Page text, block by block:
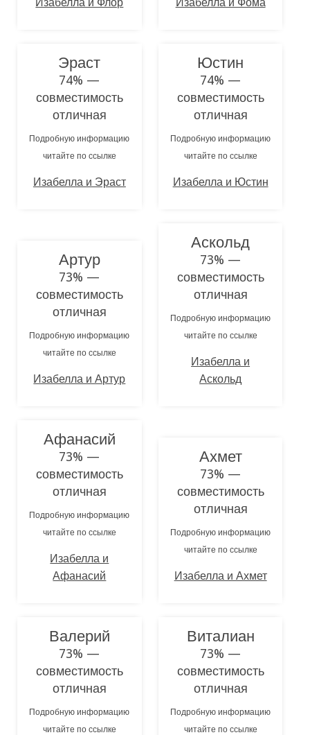
Эраст
74% —
совместимость
отличная
Подробную информацию
читайте по ссылке
Изабелла и Эраст
Юстин
74% —
совместимость
отличная
Подробную информацию
читайте по ссылке
Изабелла и Юстин
Артур
73% —
совместимость
отличная
Подробную информацию
читайте по ссылке
Изабелла и Артур
Аскольд
73% —
совместимость
отличная
Подробную информацию
читайте по ссылке
Изабелла и
Аскольд
Афанасий
73% —
совместимость
отличная
Подробную информацию
читайте по ссылке
Изабелла и
Афанасий
Ахмет
73% —
совместимость
отличная
Подробную информацию
читайте по ссылке
Изабелла и Ахмет
Валерий
73% —
совместимость
отличная
Подробную информацию
читайте по ссылке
Виталиан
73% —
совместимость
отличная
Подробную информацию
читайте по ссылке